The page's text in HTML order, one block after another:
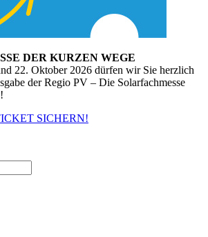
DER KURZEN WEGE
22. Oktober 2026 dürfen wir Sie herzlich
der Regio PV – Die Solarfachmesse
SICHERN!